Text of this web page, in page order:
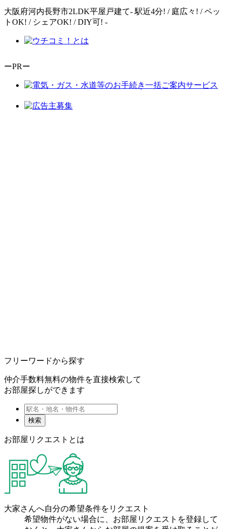
大阪府河内長野市2LDK平屋戸建て‐ 駅近4分! / 庭広々! / ペッ
トOK! / シェアOK! / DIY可! ‐
ーPRー
フリーワードから探す
仲介手数料無料の物件を直接検索して
お部屋探しができます
検索
お部屋リクエストとは
大家さんへ自分の希望条件をリクエスト
希望物件がない場合に、お部屋リクエストを登録して